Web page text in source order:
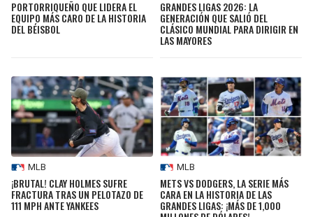
PORTORRIQUEÑO QUE LIDERA EL
EQUIPO MÁS CARO DE LA HISTORIA
DEL BÉISBOL
GRANDES LIGAS 2026: LA
GENERACIÓN QUE SALIÓ DEL
CLÁSICO MUNDIAL PARA DIRIGIR EN
LAS MAYORES
MLB
¡BRUTAL! CLAY HOLMES SUFRE
FRACTURA TRAS UN PELOTAZO DE
111 MPH ANTE YANKEES
MLB
METS VS DODGERS, LA SERIE MÁS
CARA EN LA HISTORIA DE LAS
GRANDES LIGAS: ¡MÁS DE 1,000